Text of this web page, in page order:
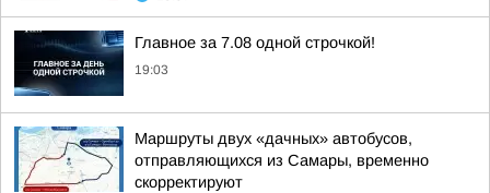
Главное за 7.08 одной строчкой!
19:03
Маршруты двух «дачных» автобусов,
отправляющихся из Самары, временно
скорректируют